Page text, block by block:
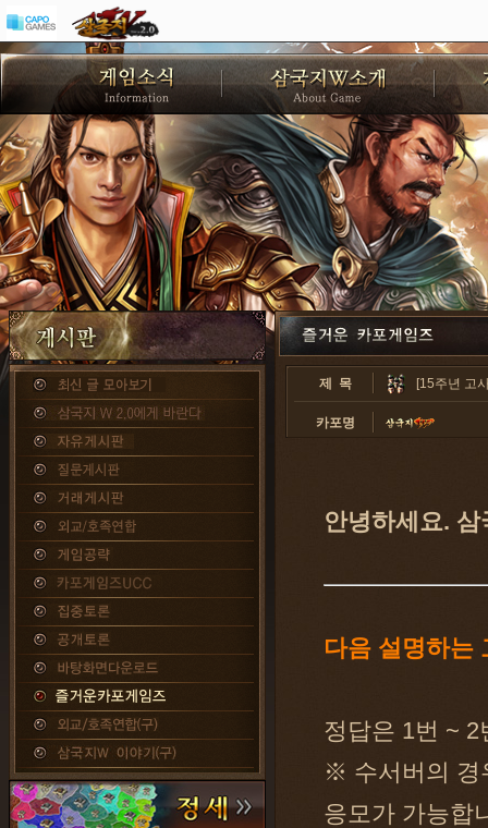
제 목 [15주년 고
카포명
안녕하세요. 삼
다음 설명하는
정답은 1번 ~
※ 수서버의 경
응모가 가능합